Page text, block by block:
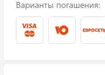
Варианты погашения: